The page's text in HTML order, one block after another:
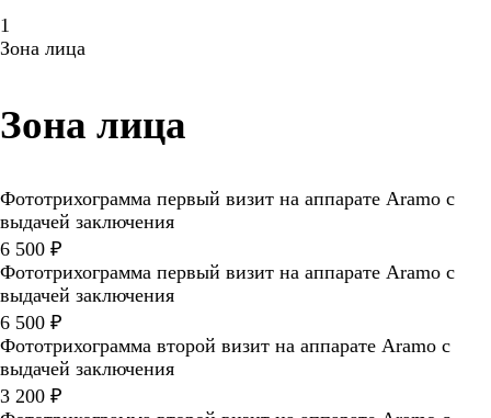
1
Зона лица
Зона лица
Фототрихограмма первый визит на аппарате Aramo с
выдачей заключения
6 500 ₽
Фототрихограмма первый визит на аппарате Aramo с
выдачей заключения
6 500 ₽
Фототрихограмма второй визит на аппарате Aramo с
выдачей заключения
3 200 ₽